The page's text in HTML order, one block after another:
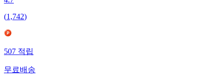
(1,742)
507 적립
무료배송